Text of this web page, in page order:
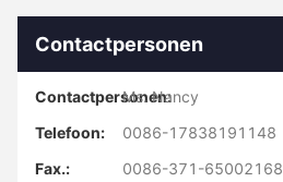
Contactpersonen
Contactpersonen:
Ms. Nancy
Telefoon:
0086-17838191148
Fax.:
0086-371-65002168